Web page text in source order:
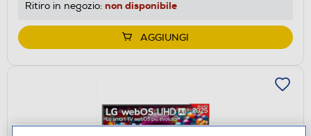
Ritiro in negozio: non disponibile
AGGIUNGI